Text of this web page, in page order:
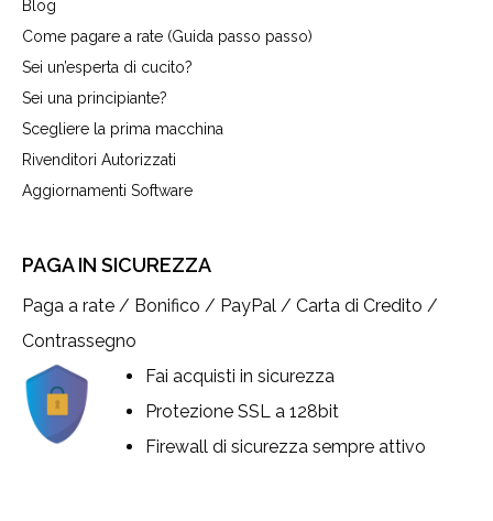
Blog
Come pagare a rate (Guida passo passo)
Sei un’esperta di cucito?
Sei una principiante?
Scegliere la prima macchina
Rivenditori Autorizzati
Aggiornamenti Software
PAGA IN SICUREZZA
Paga a rate / Bonifico / PayPal / Carta di Credito /
Contrassegno
Fai acquisti in sicurezza
Protezione SSL a 128bit
Firewall di sicurezza sempre attivo